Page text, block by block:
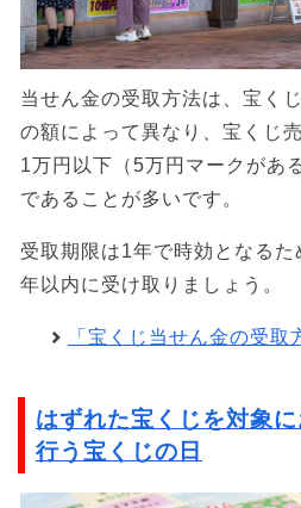
当せん金の受取方法は、宝く
の額によって異なり、宝くじ
1万円以下（5万円マークがあ
であることが多いです。
受取期限は1年で時効となるた
年以内に受け取りましょう。
「宝くじ当せん金の受
はずれた宝くじを対象
行う宝くじの日